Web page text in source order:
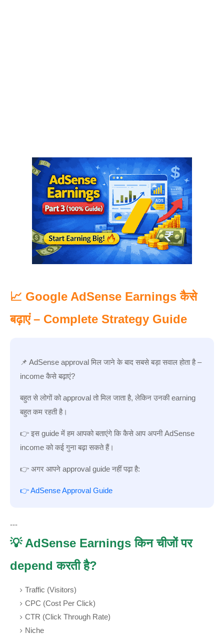
📈 Google AdSense Earnings कैसे
बढ़ाएं – Complete Strategy Guide
📌 AdSense approval मिल जाने के बाद सबसे बड़ा सवाल होता है –
income कैसे बढ़ाएं?
बहुत से लोगों को approval तो मिल जाता है, लेकिन उनकी earning
बहुत कम रहती है।
👉 इस guide में हम आपको बताएंगे कि कैसे आप अपनी AdSense
income को कई गुना बढ़ा सकते हैं।
👉 अगर आपने approval guide नहीं पढ़ा है:
👉 AdSense Approval Guide
---
💡 AdSense Earnings किन चीजों पर
depend करती है?
Traffic (Visitors)
CPC (Cost Per Click)
CTR (Click Through Rate)
Niche